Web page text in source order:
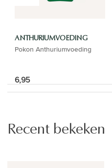
ANTHURIUMVOEDING
Pokon Anthuriumvoeding
6,95
Recent bekeken